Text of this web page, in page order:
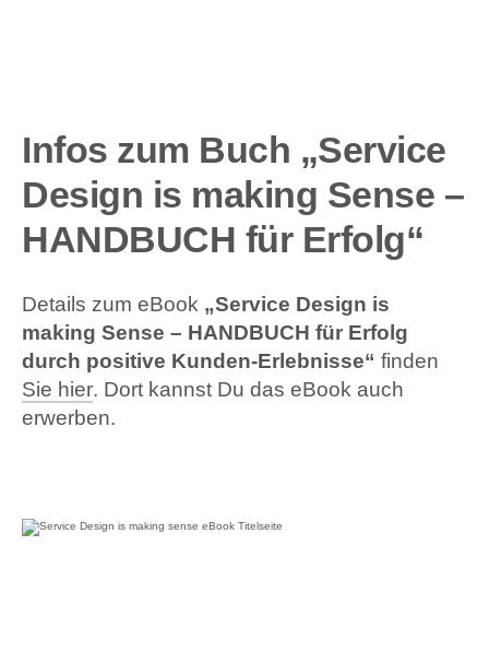
Infos zum Buch „Service
Design is making Sense –
HANDBUCH für Erfolg“
Details zum eBook „Service Design is
making Sense – HANDBUCH für Erfolg
durch positive Kunden-Erlebnisse“ finden
Sie hier. Dort kannst Du das eBook auch
erwerben.